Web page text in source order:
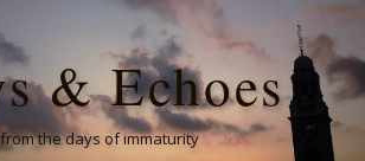
& Echoes
from the days of immaturity